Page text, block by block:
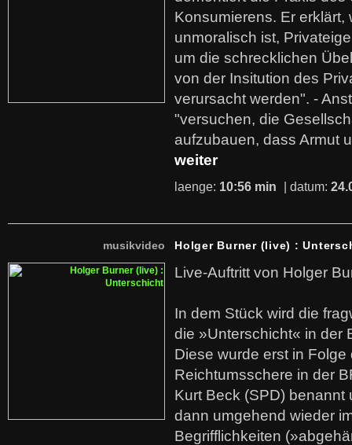
Konsumierens. Er erklärt,
unmoralisch ist,
um die schrecklichen
von der Insitution des
verursacht werden". -
"versuchen, die
aufzubauen, dass Armut
weiter
laenge: 10:56 min | datum:
musikvideo Holger Burner (live) :
Live-Auftritt von Holger
In dem Stück wird die
die »Unterschicht« in der
Diese wurde erst in
Reichtumsschere in der
Kurt Beck (SPD)
dann umgehend wieder
Begrifflichkeiten